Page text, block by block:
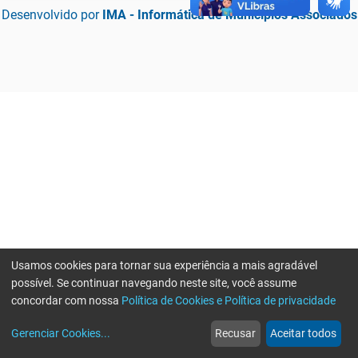
Desenvolvido por IMA - Informática de Municípios Associados
web
Notícias
more_horiz
Mais
Usamos cookies para tornar sua experiência a mais agradável
possível. Se continuar navegando neste site, você assume
concordar com nossa Política de Cookies e Política de privacidade
Gerenciar Cookies... Recusar Aceitar todos
Erro ao enviar informações, por favor tente novamente